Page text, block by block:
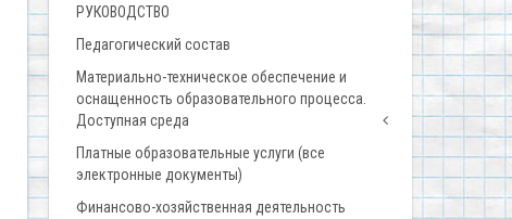
РУКОВОДСТВО
Педагогический состав
Материально-техническое обеспечение и
оснащенность образовательного процесса.
Доступная среда
Платные образовательные услуги (все
электронные документы)
Финансово-хозяйственная деятельность